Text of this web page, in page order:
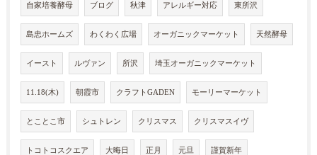
自家培養酵母 ブログ 秋津 アレルギー対応 東所沢
島忠ホームズ わくわく広場 オーガニックマーケット 天然酵母
イースト ルヴァン 所沢 埼玉オーガニックマーケット
11.18(木) 朝霞市 クラフトGADEN モーリーマーケット
とことこ市 シュトレン クリスマス クリスマスイヴ
トコトコスクエア 大晦日 正月 元旦 謹賀新年